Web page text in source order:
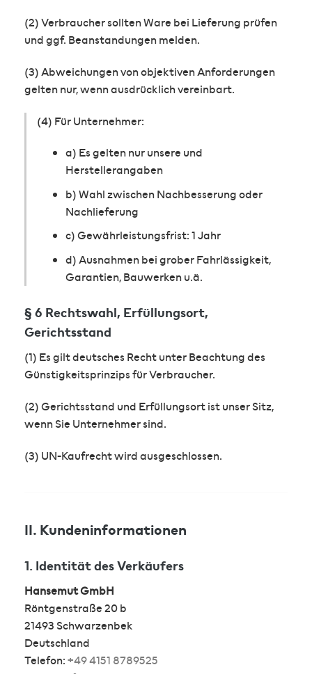
(2) Verbraucher sollten Ware bei Lieferung prüfen
und ggf. Beanstandungen melden.
(3) Abweichungen von objektiven Anforderungen
gelten nur, wenn ausdrücklich vereinbart.
(4) Für Unternehmer:
a) Es gelten nur unsere und
Herstellerangaben
b) Wahl zwischen Nachbesserung oder
Nachlieferung
c) Gewährleistungsfrist: 1 Jahr
d) Ausnahmen bei grober Fahrlässigkeit,
Garantien, Bauwerken u.ä.
§ 6 Rechtswahl, Erfüllungsort,
Gerichtsstand
(1) Es gilt deutsches Recht unter Beachtung des
Günstigkeitsprinzips für Verbraucher.
(2) Gerichtsstand und Erfüllungsort ist unser Sitz,
wenn Sie Unternehmer sind.
(3) UN-Kaufrecht wird ausgeschlossen.
II. Kundeninformationen
1. Identität des Verkäufers
Hansemut GmbH
Röntgenstraße 20 b
21493 Schwarzenbek
Deutschland
Telefon:+49 4151 8789525